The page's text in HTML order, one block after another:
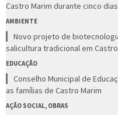
Castro Marim durante cinco dias
AMBIENTE
Novo projeto de
salicultura tradicional em
EDUCAÇÃO
Conselho Municipal de
as famílias de Castro Marim
AÇÃO SOCIAL, OBRAS